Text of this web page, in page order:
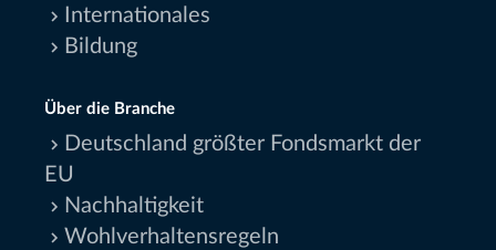
Internationales
Bildung
Über die Branche
Deutschland größter Fondsmarkt der
EU
Nachhaltigkeit
Wohlverhaltensregeln